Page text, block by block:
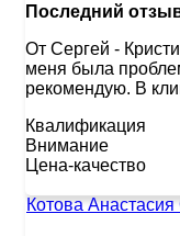
Последний
От Сергей -
меня была
рекомендую. В
Квалификация
Внимание
Цена-качество
Котова